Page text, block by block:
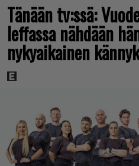
Tänään tv:ssä:
leffassa nähdään
nykyaikainen